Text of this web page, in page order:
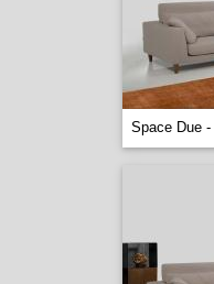
Space Due -